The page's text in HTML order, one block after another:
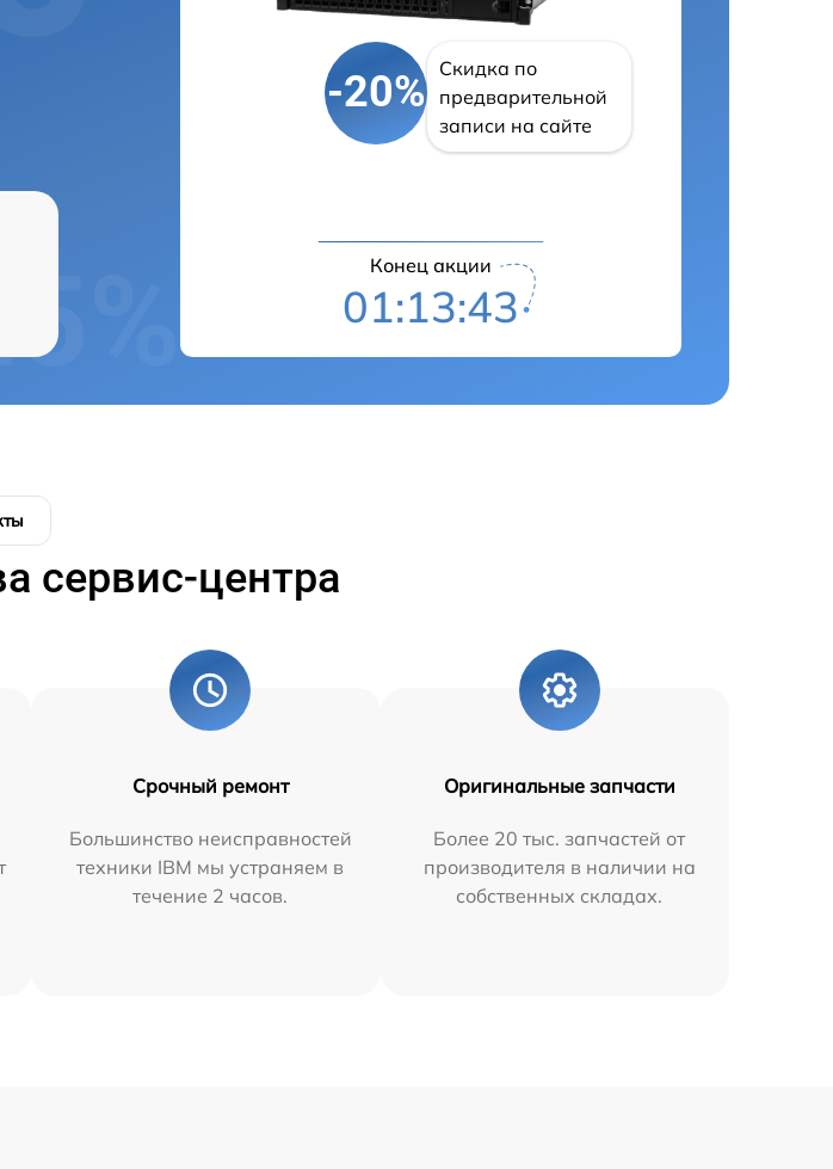
-20%
Скидка по
предварительной
записи на сайте
Конец акции
01:13:42
сервис-центра
Срочный ремонт
Большинство неисправностей
техники IBM мы устраняем в
течение 2 часов.
Оригинальные запчасти
Более 20 тыс. запчастей от
производителя в наличии на
собственных складах.